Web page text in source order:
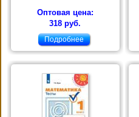
Оптовая цена:
318 руб.
Подробнее